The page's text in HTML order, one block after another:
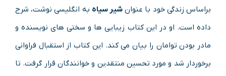
براساس زندگی خود با عنوان شیر سیاه به انگلیسی نوشت، شرح
داده است. او در این کتاب زیبایی ها و سختی های نویسنده و
مادر بودن توامان را بیان می کند. این کتاب از استقبال فراوانی
برخوردار شد و مورد تحسین منتقدین و خوانندگان قرار گرفت. تا